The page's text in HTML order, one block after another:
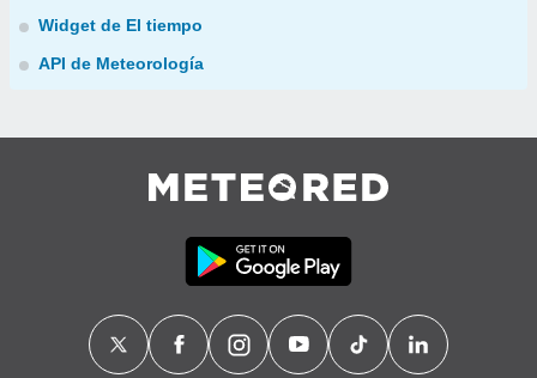
Widget de El tiempo
API de Meteorología